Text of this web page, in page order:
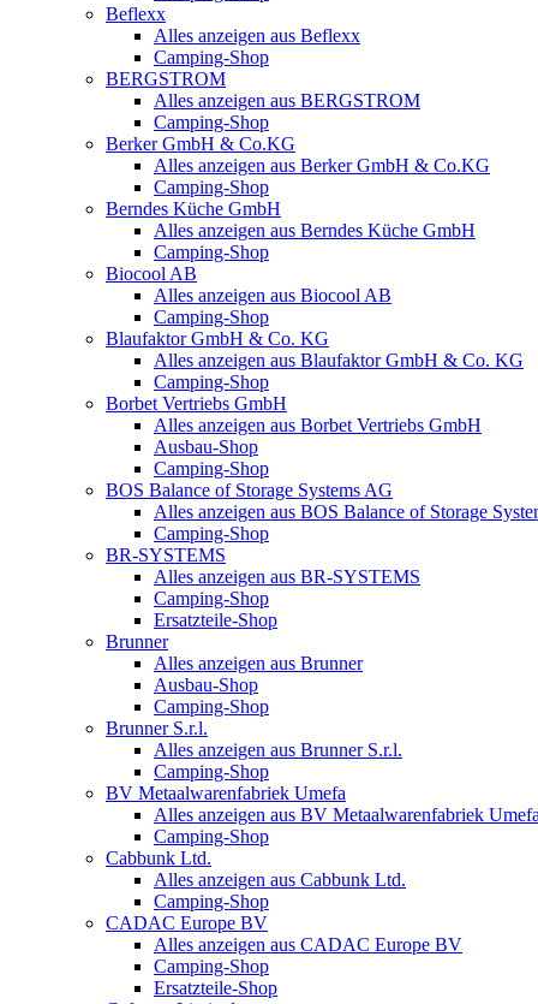
Beflexx
Alles anzeigen aus Beflexx
Camping-Shop
BERGSTROM
Alles anzeigen aus BERGSTROM
Camping-Shop
Berker GmbH & Co.KG
Alles anzeigen aus Berker GmbH & Co.KG
Camping-Shop
Berndes Küche GmbH
Alles anzeigen aus Berndes Küche GmbH
Camping-Shop
Biocool AB
Alles anzeigen aus Biocool AB
Camping-Shop
Blaufaktor GmbH & Co. KG
Alles anzeigen aus Blaufaktor GmbH & Co. KG
Camping-Shop
Borbet Vertriebs GmbH
Alles anzeigen aus Borbet Vertriebs GmbH
Ausbau-Shop
Camping-Shop
BOS Balance of Storage Systems AG
Alles anzeigen aus BOS Balance of Storage
Camping-Shop
BR-SYSTEMS
Alles anzeigen aus BR-SYSTEMS
Camping-Shop
Ersatzteile-Shop
Brunner
Alles anzeigen aus Brunner
Ausbau-Shop
Camping-Shop
Brunner S.r.l.
Alles anzeigen aus Brunner S.r.l.
Camping-Shop
BV Metaalwarenfabriek Umefa
Alles anzeigen aus BV Metaalwarenfabriek Umefa
Camping-Shop
Cabbunk Ltd.
Alles anzeigen aus Cabbunk Ltd.
Camping-Shop
CADAC Europe BV
Alles anzeigen aus CADAC Europe BV
Camping-Shop
Ersatzteile-Shop